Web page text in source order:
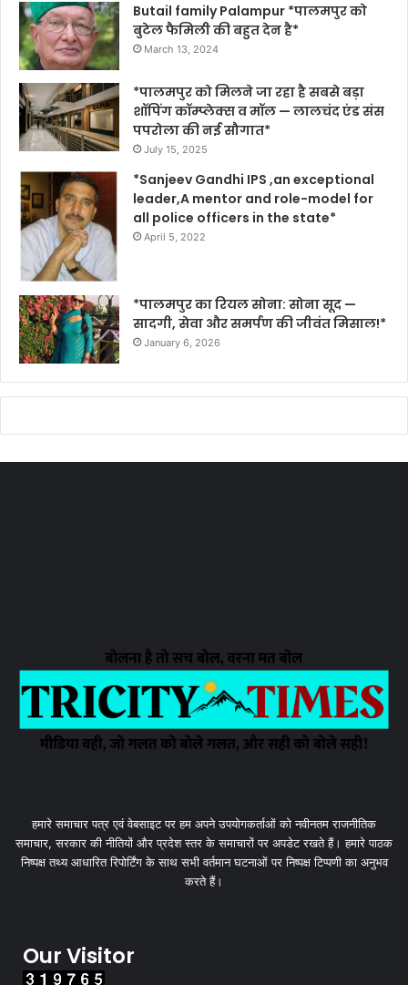
Butail family Palampur *पालमपुर को
बुटेल फैमिली की बहुत देन है*
March 13, 2024
*पालमपुर को मिलने जा रहा है सबसे बड़ा
शॉपिंग कॉम्प्लेक्स व मॉल — लालचंद एंड संस
पपरोला की नई सौगात*
July 15, 2025
*Sanjeev Gandhi IPS ,an exceptional
leader,A mentor and role-model for
all police officers in the state*
April 5, 2022
*पालमपुर का रियल सोना: सोना सूद —
सादगी, सेवा और समर्पण की जीवंत मिसाल!*
January 6, 2026
हमारे समाचार पत्र एवं वेबसाइट पर हम अपने उपयोगकर्ताओं को नवीनतम राजनीतिक
समाचार, सरकार की नीतियों और प्रदेश स्तर के समाचारों पर अपडेट रखते हैं। हमारे पाठक
निष्पक्ष तथ्य आधारित रिपोर्टिंग के साथ सभी वर्तमान घटनाओं पर निष्पक्ष टिप्पणी का अनुभव
करते हैं।
Our Visitor